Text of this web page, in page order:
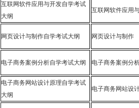
互联网软件应用与开发自学考试
大纲
互联网软件应用
网页设计与制作自学考试大纲 网页设计与制作
电子商务案例分析自学考试大纲 电子商务案例分
电子商务网站设计原理自学考试
大纲
电子商务网站设